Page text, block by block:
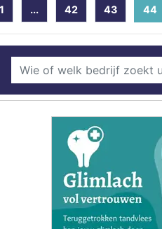
1 ... 42 43 44